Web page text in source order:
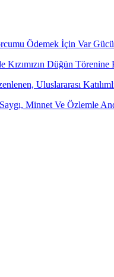
Ödemek İçin Var
Düğün
Uluslararası
Minnet Ve Özlemle